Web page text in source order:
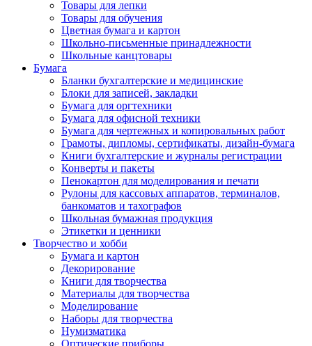
Товары для лепки
Товары для обучения
Цветная бумага и картон
Школьно-письменные принадлежности
Школьные канцтовары
Бумага
Бланки бухгалтерские и медицинские
Блоки для записей, закладки
Бумага для оргтехники
Бумага для офисной техники
Бумага для чертежных и копировальных работ
Грамоты, дипломы, сертификаты, дизайн-бумага
Книги бухгалтерские и журналы регистрации
Конверты и пакеты
Пенокартон для моделирования и печати
Рулоны для кассовых аппаратов, терминалов,
банкоматов и тахографов
Школьная бумажная продукция
Этикетки и ценники
Творчество и хобби
Бумага и картон
Декорирование
Книги для творчества
Материалы для творчества
Моделирование
Наборы для творчества
Нумизматика
Оптические приборы